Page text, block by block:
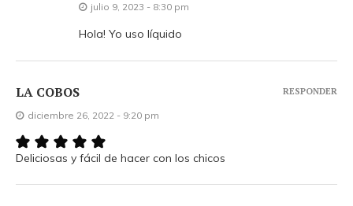
julio 9, 2023 - 8:30 pm
Hola! Yo uso líquido
LA COBOS
diciembre 26, 2022 - 9:20 pm
Deliciosas y fácil de hacer con los chicos
RESPONDER